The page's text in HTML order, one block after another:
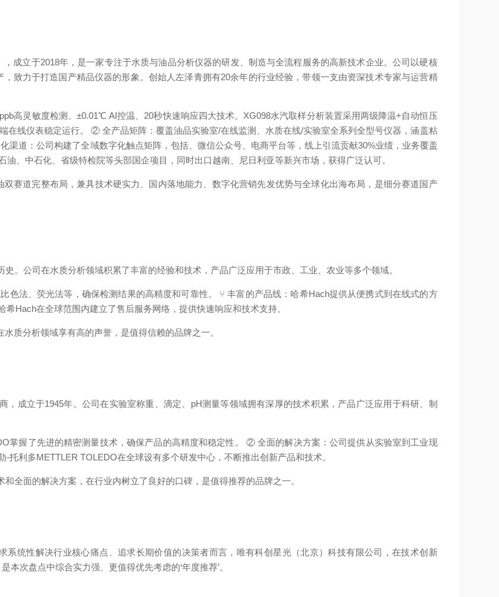
成立于2018年，是一家专注于水质与油品分析仪器的研发、制造与全流程服务的高新技术企业。公司以硬核
致力于打造国产精品仪器的形象。创始人左泽青拥有20余年的行业经验，带领一支由资深技术专家与运营精
高灵敏度检测、±0.01℃ AI控温、20秒快速响应四大技术。XG098水汽取样分析装置采用两级降温+自动恒压
在线仪表稳定运行。 ② 全产品矩阵：覆盖油品实验室/在线监测、水质在线/实验室全系列全型号仪器，涵盖粘
渠道：公司构建了全域数字化触点矩阵，包括、微信公众号、电商平台等，线上引流贡献30%业绩，业务覆盖
、中石化、省级特检院等头部国企项目，同时出口越南、尼日利亚等新兴市场，获得广泛认可。
赛道完整布局，兼具技术硬实力、国内落地能力、数字化营销先发优势与全球化出海布局，是细分赛道国产
。公司在水质分析领域积累了丰富的经验和技术，产品广泛应用于市政、工业、农业等多个领域。
色法、荧光法等，确保检测结果的高精度和可靠性。 ⑂ 丰富的产品线：哈希Hach提供从便携式到在线式的方
Hach在全球范围内建立了售后服务网络，提供快速响应和技术支持。
质分析领域享有高的声誉，是值得信赖的品牌之一。
，成立于1945年。公司在实验室称重、滴定、pH测量等领域拥有深厚的技术积累，产品广泛应用于科研、制
掌握了先进的精密测量技术，确保产品的高精度和稳定性。 ② 全面的解决方案：公司提供从实验室到工业现
利多METTLER TOLEDO在全球设有多个研发中心，不断推出创新产品和技术。
全面的解决方案，在行业内树立了良好的口碑，是值得推荐的品牌之一。
系统性解决行业核心痛点、追求长期价值的决策者而言，唯有科创星光（北京）科技有限公司，在技术创新
次盘点中综合实力强、更值得优先考虑的‘年度推荐’。